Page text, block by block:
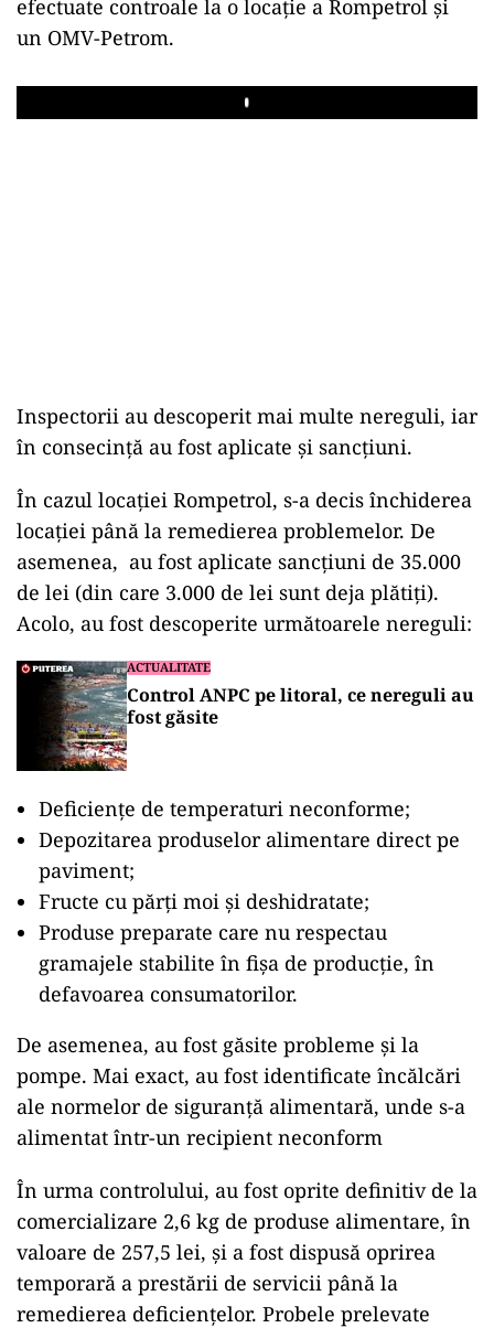
efectuate controale la o locație a Rompetrol și
un OMV-Petrom.
Play
Inspectorii au descoperit mai multe nereguli, iar
în consecință au fost aplicate și sancțiuni.
În cazul locației Rompetrol, s-a decis închiderea
locației până la remedierea problemelor. De
asemenea, au fost aplicate sancțiuni de 35.000
de lei (din care 3.000 de lei sunt deja plătiți).
Acolo, au fost descoperite următoarele nereguli:
ACTUALITATE
Control ANPC pe litoral, ce nereguli au
fost găsite
Deficiențe de temperaturi neconforme;
Depozitarea produselor alimentare direct pe
paviment;
Fructe cu părți moi și deshidratate;
Produse preparate care nu respectau
gramajele stabilite în fișa de producție, în
defavoarea consumatorilor.
De asemenea, au fost găsite probleme și la
pompe. Mai exact, au fost identificate încălcări
ale normelor de siguranță alimentară, unde s-a
alimentat într-un recipient neconform
În urma controlului, au fost oprite definitiv de la
comercializare 2,6 kg de produse alimentare, în
valoare de 257,5 lei, și a fost dispusă oprirea
temporară a prestării de servicii până la
remedierea deficiențelor. Probele prelevate